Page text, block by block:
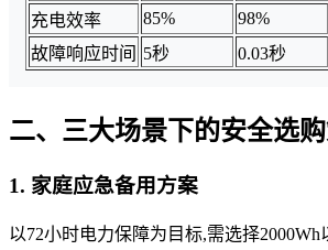
充电效率
85%
98%
故障响应时间 5秒 0.03秒
二、三大场景下的安全选
1. 家庭应急备用方案
以72小时电力保障为目标,需选择2000Wh